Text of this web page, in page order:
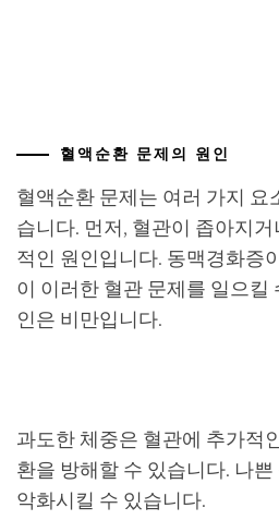
혈액순환 문제의 원인
혈액순환 문제는 여러 가지 요
습니다. 먼저, 혈관이 좁아지
적인 원인입니다. 동맥경화증
이 이러한 혈관 문제를 일으킬
인은 비만입니다.
과도한 체중은 혈관에 추가적
환을 방해할 수 있습니다. 나
악화시킬 수 있습니다.